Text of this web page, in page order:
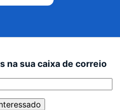
na sua caixa de correio